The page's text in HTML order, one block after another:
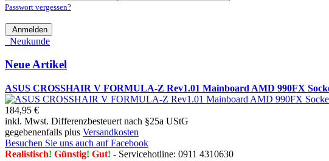
Passwort vergessen?
Anmelden
Neukunde
Neue Artikel
ASUS CROSSHAIR V FORMULA-Z Rev1.01 Mainboard AMD 990FX
184,95 €
inkl. Mwst. Differenzbesteuert nach §25a UStG
gegebenenfalls plus Versandkosten
Besuchen Sie uns auch auf Facebook
Realistisch! Günstig! Gut! - Servicehotline: 0911 4310630